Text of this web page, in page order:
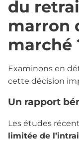
du
marron
marché
Examinons en
cette décision
Un rapport
Les études
limitée de